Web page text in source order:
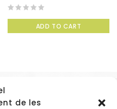
de les
of
ADD TO CART